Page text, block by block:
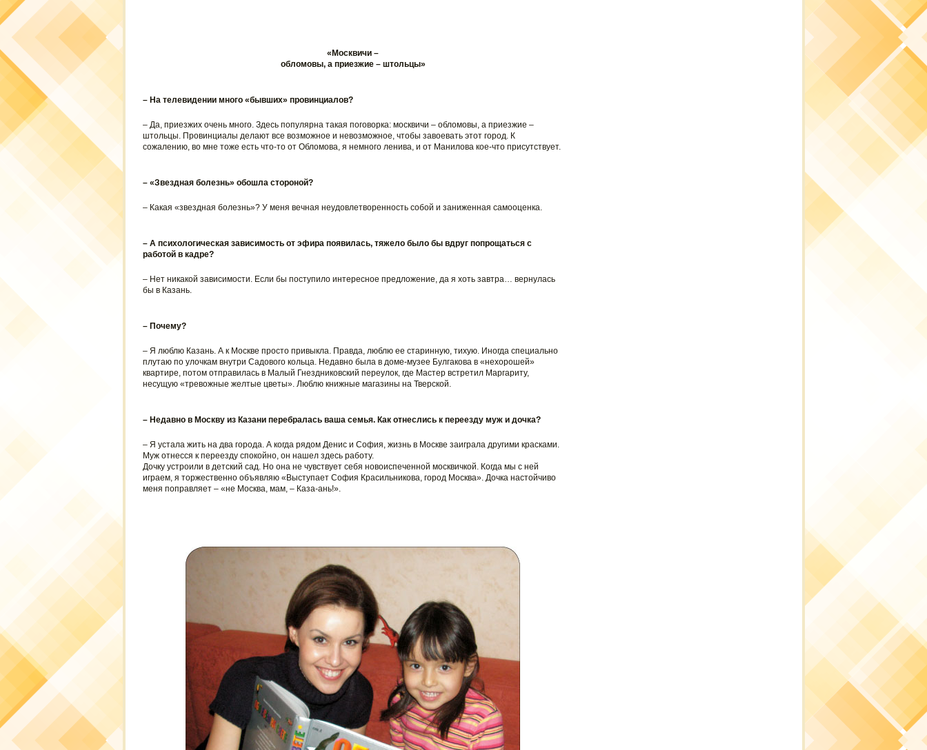
«Москвичи –
обломовы, а приезжие – штольцы»
– На телевидении много «бывших» провинциалов?
– Да, приезжих очень много. Здесь популярна такая поговорка: москвичи – обломовы, а приезжие –
штольцы. Провинциалы делают все возможное и невозможное, чтобы завоевать этот город. К
сожалению, во мне тоже есть что-то от Обломова, я немного ленива, и от Манилова кое-что присутствует.
– «Звездная болезнь» обошла стороной?
– Какая «звездная болезнь»? У меня вечная неудовлетворенность собой и заниженная самооценка.
– А психологическая зависимость от эфира появилась, тяжело было бы вдруг попрощаться с
работой в кадре?
– Нет никакой зависимости. Если бы поступило интересное предложение, да я хоть завтра… вернулась
бы в Казань.
– Почему?
– Я люблю Казань. А к Москве просто привыкла. Правда, люблю ее старинную, тихую. Иногда специально
плутаю по улочкам внутри Садового кольца. Недавно была в доме-музее Булгакова в «нехорошей»
квартире, потом отправилась в Малый Гнездниковский переулок, где Мастер встретил Маргариту,
несущую «тревожные желтые цветы». Люблю книжные магазины на Тверской.
– Недавно в Москву из Казани перебралась ваша семья. Как отнеслись к переезду муж и дочка?
– Я устала жить на два города. А когда рядом Денис и София, жизнь в Москве заиграла другими красками.
Муж отнесся к переезду спокойно, он нашел здесь работу.
Дочку устроили в детский сад. Но она не чувствует себя новоиспеченной москвичкой. Когда мы с ней
играем, я торжественно объявляю «Выступает София Красильникова, город Москва». Дочка настойчиво
меня поправляет – «не Москва, мам, – Каза-ань!».